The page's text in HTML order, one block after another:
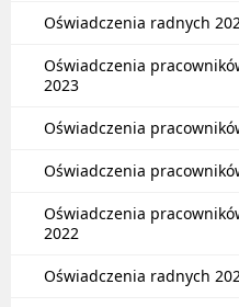
Oświadczenia radnych
Oświadczenia
2023
Oświadczenia
Oświadczenia
Oświadczenia
2022
Oświadczenia radnych